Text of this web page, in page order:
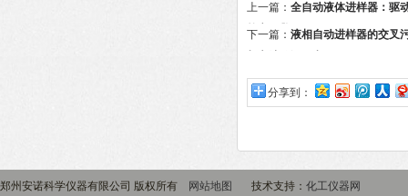
上一篇： 全自动液体进样器：驱
核心引擎
下一篇： 液相自动进样器的交叉
分享到：
郑州安诺科学仪器有限公司 版权所有 网站地图 技术支持： 化工仪器网